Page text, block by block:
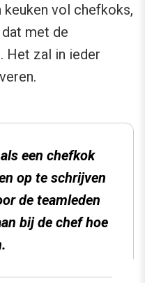
vol chefkoks,
met de
Het zal in ieder
een chefkok
op te schrijven
de teamleden
bij de chef hoe